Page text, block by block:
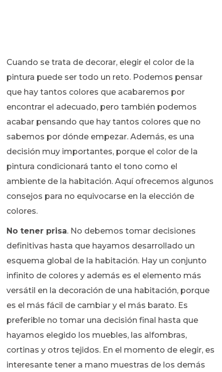
Cuando se trata de decorar, elegir el color de la
pintura puede ser todo un reto. Podemos pensar
que hay tantos colores que acabaremos por
encontrar el adecuado, pero también podemos
acabar pensando que hay tantos colores que no
sabemos por dónde empezar. Además, es una
decisión muy importantes, porque el color de la
pintura condicionará tanto el tono como el
ambiente de la habitación. Aquí ofrecemos algunos
consejos para no equivocarse en la elección de
colores.
No tener prisa. No debemos tomar decisiones
definitivas hasta que hayamos desarrollado un
esquema global de la habitación. Hay un conjunto
infinito de colores y además es el elemento más
versátil en la decoración de una habitación, porque
es el más fácil de cambiar y el más barato. Es
preferible no tomar una decisión final hasta que
hayamos elegido los muebles, las alfombras,
cortinas y otros tejidos. En el momento de elegir, es
interesante tener a mano muestras de los demás